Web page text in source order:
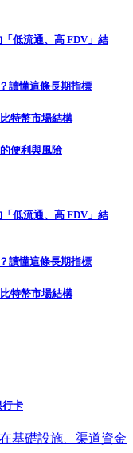
低流通、高 FDV」結
讀懂這條長期指標
特幣市場結構
便利與風險
低流通、高 FDV」結
讀懂這條長期指標
特幣市場結構
卡
基礎設施、渠道資金